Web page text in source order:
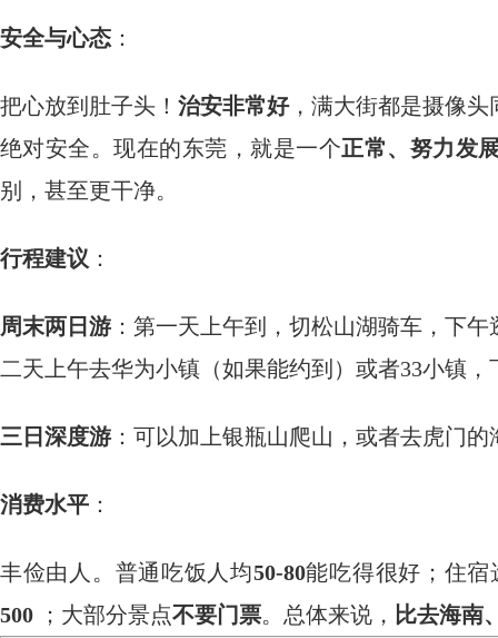
安全与心态 ：
把心放到肚子头！ 治安非常好，满大街都是摄像头
绝对安全。现在的东莞，就是一个正常、努力发
别，甚至更干净。
行程建议 ：
周末两日游 ：第一天上午到，切松山湖骑车，下
二天上午去华为小镇（如果能约到）或者33小镇
三日深度游 ：可以加上银瓶山爬山，或者去虎门
消费水平 ：
丰俭由人。普通吃饭人均50-80能吃得很好；住
500
；大部分景点不要门票。总体来说， 比去海南